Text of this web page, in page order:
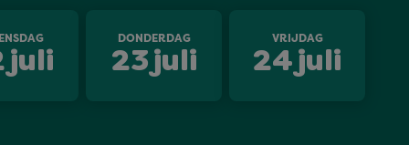
juli
DONDERDAG
23 juli
VRIJDAG
24 juli